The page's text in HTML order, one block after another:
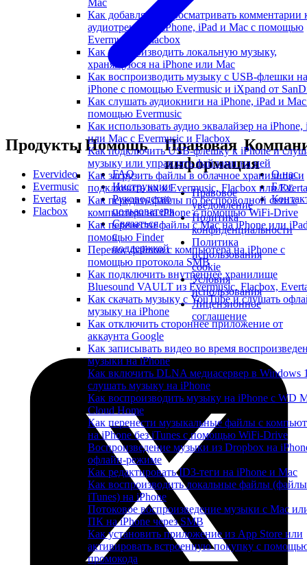
Mac
Как добавлять и просматривать комментарии
аудиотрекам на iPhone, iPad и Mac с помощью
Evermusic и Flacbox
Как воспроизводить локальную музыку,
хранящуюся на iPhone или Mac
Как воспроизводить музыку с USB-флешки на
iPhone с помощью Evermusic и iXpand от
Как слушать аудиокниги на iPhone, iPad и
помощью Evermusic
Как использовать аудио эквалайзер на iPhone,
или Mac с Evermusic и Flacbox
Как подключить USB-флешку к iPhone и
музыку или управлять файлами на ней
Как загрузить файлы в облачное хранилище и
подключить их к Evermusic, Flacbox или
Как передать файлы по беспроводной сети с
компьютера на iPhone с помощью WiFi-Drive
Как перенести файлы с Mac на iPhone или
помощью Finder
Перенос файлов с компьютера на iPhone с
помощью протокола SMB
Как подключить внутреннее хранилище
Bluesound VAULT из Evermusic, Flacbox,
Как скачать музыку с YouTube и слушать
музыку на iPhone
Как отключить стороннее приложение от
аккаунта Google
Как записывать видео во время
музыки на iPhone
Как включить DLNA медиасервер в Windows
слушать музыку на iPhone
Как воспроизводить музыку на iPhone с WD
Cloud Home
Как перенести музыкальные файлы с
на iPhone без iTunes с помощью WiFi-Drive
Воспроизведение музыки из Dropbox на
офлайн-режиме
Как редактировать ID3-теги на iPhone и Mac
Как воспроизводить локальные файлы (файлы
iTunes) на iPhone
Потоковое воспроизведение музыки с Mac
ПК на iPhone через SMB
Как установить приложение из App Store или
активировать встроенную покупку с
промокода
Продукты
Evervideo
Evermusic
Evertag
Flacbox
Помощь
FAQ
Инструкции
Руководство
пользователя
Связаться
с
поддержкой
Правовая
информация
Правовое
уведомление
Политика
конфиденциальности
Политика
использования
cookie
Условия
использования
Лицензионное
соглашение
О нас
Блог